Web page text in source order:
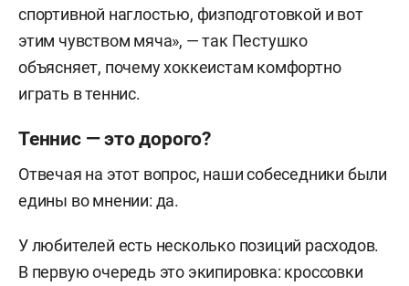
спортивной наглостью, физподготовкой и вот
этим чувством мяча», — так Пестушко
объясняет, почему хоккеистам комфортно
играть в теннис.
Теннис — это дорого?
Отвечая на этот вопрос, наши собеседники были
едины во мнении: да.
У любителей есть несколько позиций расходов.
В первую очередь это экипировка: кроссовки